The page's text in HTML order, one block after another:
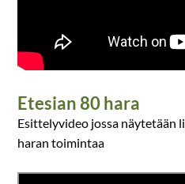
Etesian 80 hara
Esittelyvideo jossa näytetään
haran toimintaa